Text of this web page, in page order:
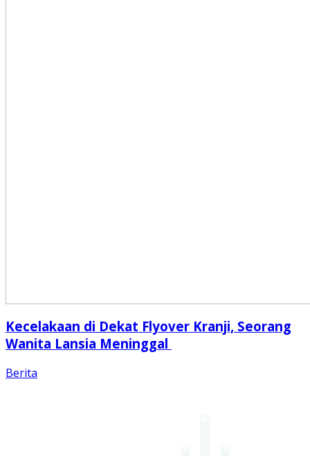
Kecelakaan di Dekat Flyover Kranji, Seorang
Wanita Lansia Meninggal
Berita